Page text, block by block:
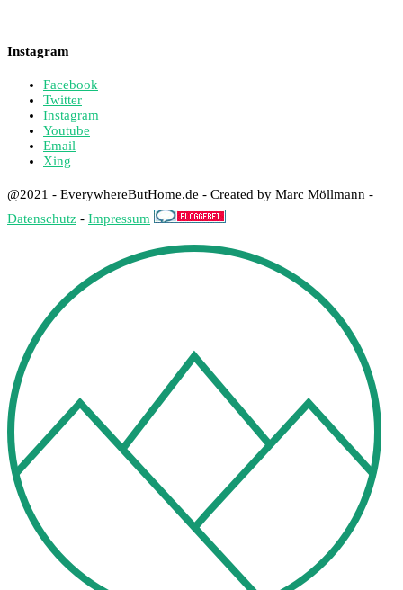
Instagram
Facebook
Twitter
Instagram
Youtube
Email
Xing
@2021 - EverywhereButHome.de - Created by Marc Möllmann -
Datenschutz - Impressum